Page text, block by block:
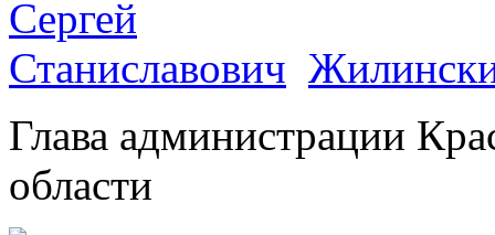
Глава администрации
области